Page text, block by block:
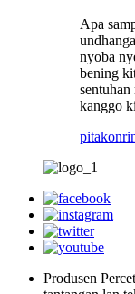
Apa
nyoba
bening
sentuhan
kanggo
pitakon
Produsen